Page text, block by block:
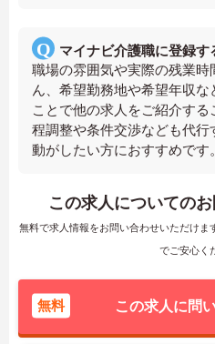
マイナビ介護職に登録す
職場の雰囲気や実際の残業時
ん、希望勤務地や希望年収な
ことで他の求人をご紹介す
程調整や条件交渉なども代
動がしたい方におすすめです。
この求人についての
無料で求人情報をお問い合わせいただけ
でご安心く
無料 この求人に問